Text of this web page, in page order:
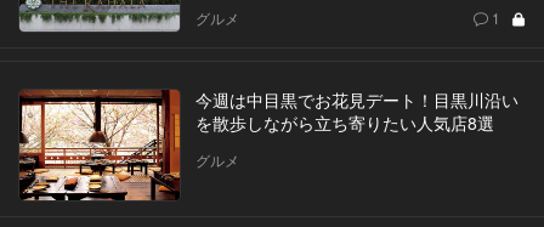
グルメ 1
今週は中目黒でお花見デート！目黒川沿い
を散歩しながら立ち寄りたい人気店8選
グルメ